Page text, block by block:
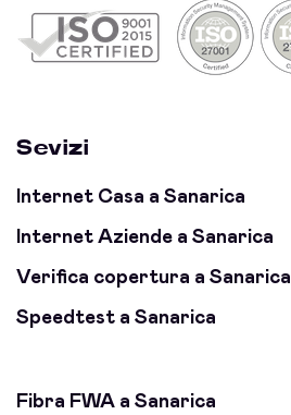
Sevizi
Internet Casa a Sanarica
Internet Aziende a Sanarica
Verifica copertura a Sanarica
Speedtest a Sanarica
Fibra FWA a Sanarica